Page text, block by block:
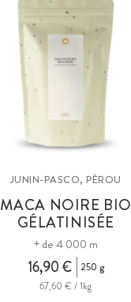
JUNIN-PASCO, PÉROU
MACA NOIRE BIO
GÉLATINISÉE
+ de 4 000 m
16,90 €
250 g
67,60 € / 1kg